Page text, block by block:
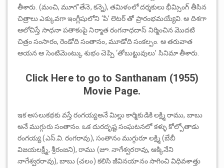
తీశారు. (మంచి, మూగ”తేనె, కన్నె), తమిళంలో దర్శకులు భీమ్సింగ్ తీసిన
చిత్రాలు ఎక్కువగా ఇంగ్లీషులోని ‘పి’ లెటర్ తో ప్రారంభమయ్యేవి. ఆ దిశగా
ఆలోచిస్తే సాధనా పతాకంపై నిర్మాత రంగనాధదాస్ నిర్మించిన మొదటి
చిత్రం సంసారం, రెండోది సంతానం, మూడోది సంకల్పం. ఆ తరువాత
ఆయన ఆ సెంటిమెంట్కు శుభం చెప్పి ‘తోబుట్టువులు’ సినిమా తీశారు.
Click Here to go to Santhanam (1955)
Movie Page.
ఇక అసలుకథకు వస్తే రంగయ్యఅనే మిల్లు కార్మికుడికి లక్ష్మి రాము, బాబు
అనే ముగ్గురు సంతానం. ఒక దురదృష్ట సంఘటనలో కళ్ళు కోల్పోతాడు
రంగయ్య (ఎస్.వి. రంగరావు), సంతానం ముగ్గురూ లక్ష్మి (బేబీ
విజయలక్ష్మీ, శ్రీరంజని), రాము (జూ. నాగేశ్వరరావు, ఆక్కినేని
నాగేశ్వరరావు), బాబు (చలం) కలిసి జీవినయానం సాగించి విధివశాత్తు